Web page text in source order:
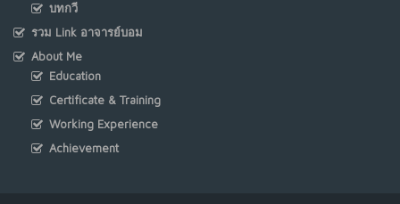
บทกวี
รวม Link อาจารย์บอม
About Me
Education
Certificate & Training
Working Experience
Achievement